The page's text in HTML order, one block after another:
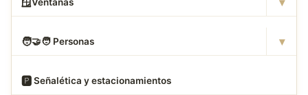
🧑‍🤝‍🧑 Personas ▾
🅿️ Señalética y estacionamientos